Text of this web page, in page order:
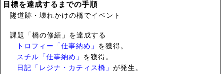
目標を達成するまでの手順
隧道跡・壊れかけの橋でイベント
課題「橋の修繕」を達成する
トロフィー「仕事納め」 を獲得。
スチル「仕事納め」 を獲得。
日記「レジナ・カティス橋」 が発生。